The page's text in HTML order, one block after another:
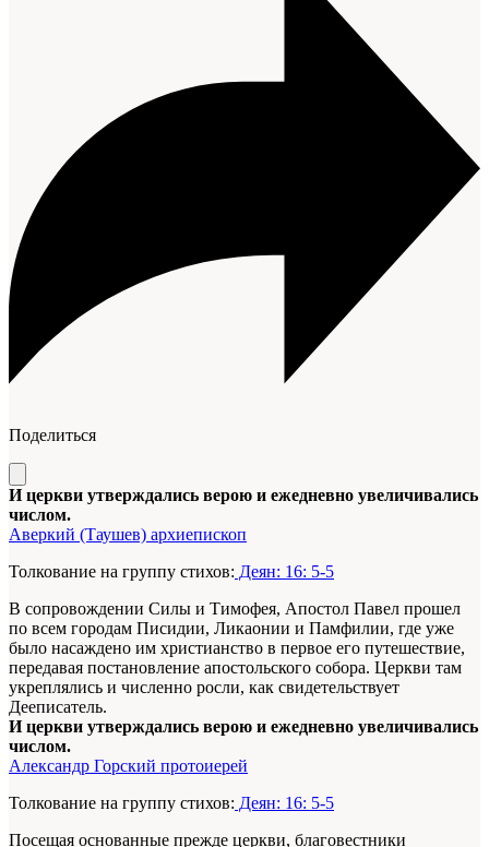
Поделиться
И церкви утверждались верою и ежедневно увеличивались
числом.
Аверкий (Таушев) архиепископ
Толкование на группу стихов: Деян: 16: 5-5
В сопровождении Силы и Тимофея, Апостол Павел прошел
по всем городам Писидии, Ликаонии и Памфилии, где уже
было насаждено им христианство в первое его путешествие,
передавая постановление апостольского собора. Церкви там
укреплялись и численно росли, как свидетельствует
Дееписатель.
И церкви утверждались верою и ежедневно увеличивались
числом.
Александр Горский протоиерей
Толкование на группу стихов: Деян: 16: 5-5
Посещая основанные прежде церкви, благовестники